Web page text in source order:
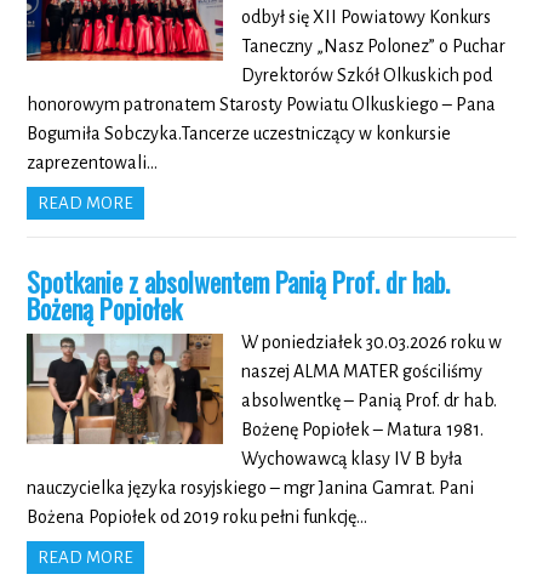
odbył się XII Powiatowy Konkurs
Taneczny „Nasz Polonez” o Puchar
Dyrektorów Szkół Olkuskich pod
honorowym patronatem Starosty Powiatu Olkuskiego – Pana
Bogumiła Sobczyka.Tancerze uczestniczący w konkursie
zaprezentowali…
READ MORE
Spotkanie z absolwentem Panią Prof. dr hab.
Bożeną Popiołek
W poniedziałek 30.03.2026 roku w
naszej ALMA MATER gościliśmy
absolwentkę – Panią Prof. dr hab.
Bożenę Popiołek – Matura 1981.
Wychowawcą klasy IV B była
nauczycielka języka rosyjskiego – mgr Janina Gamrat. Pani
Bożena Popiołek od 2019 roku pełni funkcję…
READ MORE